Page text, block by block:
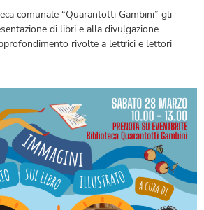
comunale “Quarantotti Gambini” gli
di libri e alla divulgazione
rivolte a lettrici e lettori